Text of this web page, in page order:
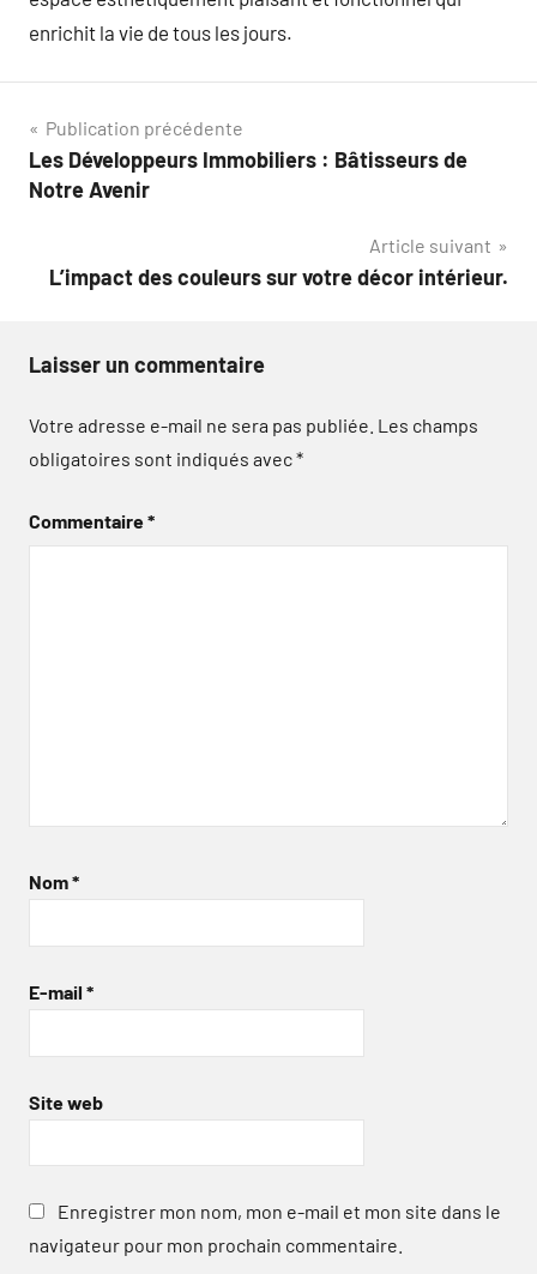
enrichit la vie de tous les jours.
Navigation
de
Publication précédente
Les Développeurs Immobiliers : Bâtisseurs de
Notre Avenir
Article suivant
L’impact des couleurs sur votre décor intérieur.
Laisser un commentaire
Votre adresse e-mail ne sera pas publiée. Les champs
obligatoires sont indiqués avec*
Commentaire*
Nom*
E-mail *
Site web
Enregistrer mon nom, mon e-mail et mon site dans le
navigateur pour mon prochain commentaire.